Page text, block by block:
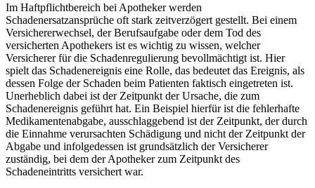
Im Haftpflichtbereich bei Apotheker werden
Schadenersatzansprüche oft stark zeitverzögert gestellt. Bei einem
Versichererwechsel, der Berufsaufgabe oder dem Tod des
versicherten Apothekers ist es wichtig zu wissen, welcher
Versicherer für die Schadenregulierung bevollmächtigt ist. Hier
spielt das Schadenereignis eine Rolle, das bedeutet das Ereignis, als
dessen Folge der Schaden beim Patienten faktisch eingetreten ist.
Unerheblich dabei ist der Zeitpunkt der Ursache, die zum
Schadenereignis geführt hat. Ein Beispiel hierfür ist die fehlerhafte
Medikamentenabgabe, ausschlaggebend ist der Zeitpunkt, der durch
die Einnahme verursachten Schädigung und nicht der Zeitpunkt der
Abgabe und infolgedessen ist grundsätzlich der Versicherer
zuständig, bei dem der Apotheker zum Zeitpunkt des
Schadeneintritts versichert war.